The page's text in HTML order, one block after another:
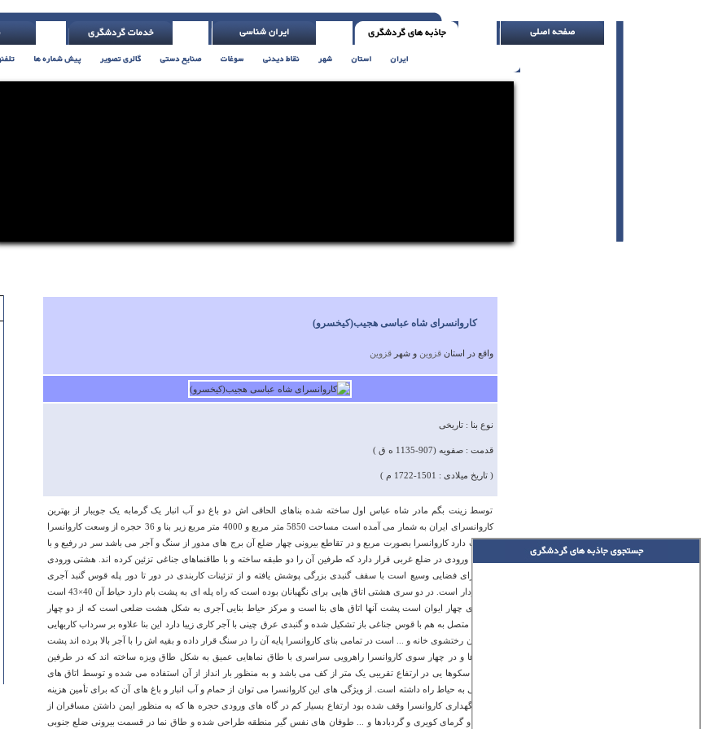
کاروانسرای شاه عباسی هجیب(کیخسرو)
واقع در استانقزوين و شهرقزوين
نوع بنا : تاریخی
قدمت : صفویه (907-1135 ه ق )
( تاریخ میلادی : 1501-1722 م )
توسط زینت بگم مادر شاه عباس اول ساخته شده بناهای الحاقی اش دو باغ دو آب انبار یک گرمابه یک جویبار از بهترین
کاروانسرای ایران به شمار می آمده است مساحت 5850 متر مربع و 4000 متر مربع زیر بنا و 36 حجره از وسعت کاروانسرا
حکایت دارد کاروانسرا بصورت مربع و در تقاطع بیرونی چهار ضلع آن برج های مدور از سنگ و آجر می باشد سر در رفیع و با
شکوه ورودی در ضلع غربی قرار دارد که طرفین آن را دو طبقه ساخته و با طاقنماهای جناغی تزئین کرده اند. هشتی ورودی
که دارای فضایی وسیع است با سقف گنبدی بزرگی پوشش یافته و از تزئینات کاربندی در دور تا دور پله قوس گنبد آجری
برخوردار است. در دو سری هشتی اتاق هایی برای نگهبانان بوده است که راه پله ای به پشت بام دارد حیاط آن 40×43 است
و دارای چهار ایوان است پشت آنها اتاق های بنا است و مرکز حیاط بنایی آجری به شکل هشت ضلعی است که از دو چهار
طاقی متصل به هم با قوس جناغی باز تشکیل شده و گنبدی عرق چینی با آجر کاری زیبا دارد این بنا علاوه بر سرداب کاربهایی
همچون رختشوی خانه و ... است در تمامی بنای کاروانسرا پایه آن را در سنگ قرار داده و بقیه اش را با آجر بالا برده اند پشت
اتاق ها و در چهار سوی کاروانسرا راهرویی سراسری با طاق نماهایی عمیق به شکل طاق ویزه ساخته اند که در طرفین
دارای سکوها یی در ارتفاع تقریبی یک متر از کف می باشد و به منظور بار انداز از آن استفاده می شده و توسط اتاق های
میانجی به حیاط راه داشته است. از ویژگی های این کاروانسرا می توان از حمام و آب انبار و باغ های آن که برای تأمین هزینه
های نگهداری کاروانسرا وقف شده بود ارتفاع بسیار کم در گاه های ورودی حجره ها که به منظور ایمن داشتن مسافران از
سرما و گرمای کویری و گردبادها و ... طوفان های نفس گیر منطقه طراحی شده و طاق نما در قسمت بیرونی ضلع جنوبی